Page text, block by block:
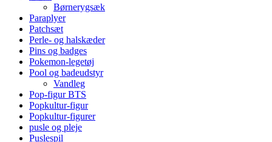
Børnerygsæk
Paraplyer
Patchsæt
Perle- og halskæder
Pins og badges
Pokemon-legetøj
Pool og badeudstyr
Vandleg
Pop-figur BTS
Popkultur-figur
Popkultur-figurer
pusle og pleje
Puslespil